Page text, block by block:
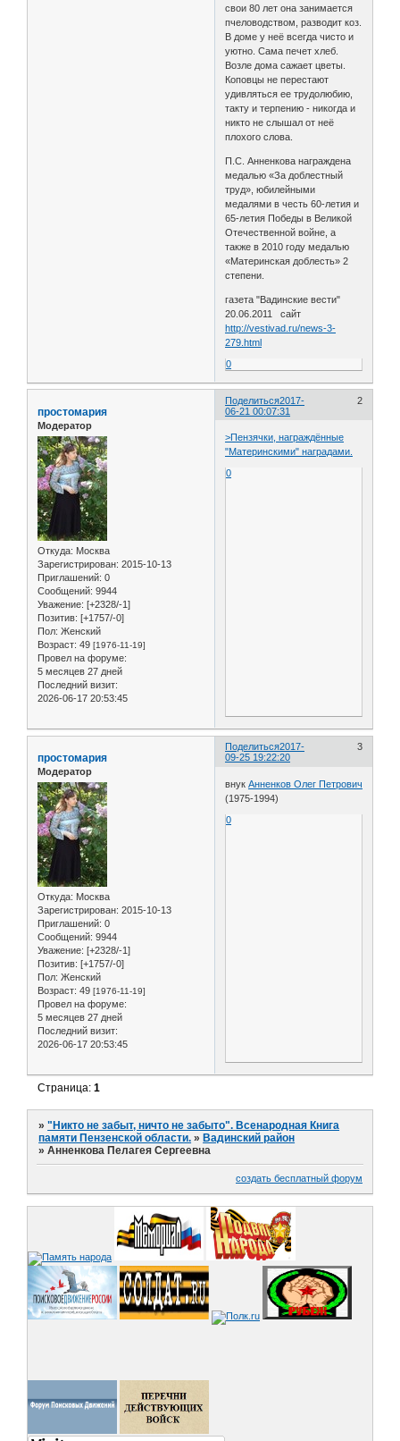
свои 80 лет она занимается
пчеловодством, разводит коз.
В доме у неё всегда чисто и
уютно. Сама печет хлеб.
Возле дома сажает цветы.
Коповцы не перестают
удивляться ее трудолюбию,
такту и терпению - никогда и
никто не слышал от неё
плохого слова.
П.С. Анненкова награждена
медалью «За доблестный
труд», юбилейными
медалями в честь 60-летия и
65-летия Победы в Великой
Отечественной войне, а
также в 2010 году медалью
«Материнская доблесть» 2
степени.
газета "Вадинские вести"
20.06.2011 сайт
http://vestivad.ru/news-3-
279.html
0
Поделиться 2
2017-
06-21 00:07:31
простомария
Модератор
Откуда: Москва
Зарегистрирован: 2015-10-13
Приглашений: 0
Сообщений: 9944
Уважение: [+2328/-1]
Позитив: [+1757/-0]
Пол: Женский
Возраст: 49 [1976-11-19]
Провел на форуме:
5 месяцев 27 дней
Последний визит:
2026-06-17 20:53:45
>Пензячки, награждённые
"Материнскими" наградами.
0
Поделиться 3
2017-
09-25 19:22:20
простомария
Модератор
Откуда: Москва
Зарегистрирован: 2015-10-13
Приглашений: 0
Сообщений: 9944
Уважение: [+2328/-1]
Позитив: [+1757/-0]
Пол: Женский
Возраст: 49 [1976-11-19]
Провел на форуме:
5 месяцев 27 дней
Последний визит:
2026-06-17 20:53:45
внукАнненков Олег Петрович
(1975-1994)
0
Страница:1
»"Никто не забыт, ничто не забыто". Всенародная Книга
памяти Пензенской области. » Вадинский район
»Анненкова Пелагея Сергеевна
создать бесплатный форум